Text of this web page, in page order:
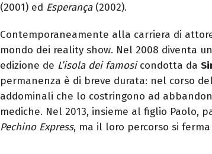
(2001) ed Esperança (2002).
Contemporaneamente alla carriera di
mondo dei reality show. Nel 2008 diventa
edizione de L’isola dei famosicondotta da
permanenza è di breve durata: nel corso
addominali che lo costringono ad
mediche. Nel 2013, insieme al figlio Paolo,
Pechino Express, ma il loro percorso si